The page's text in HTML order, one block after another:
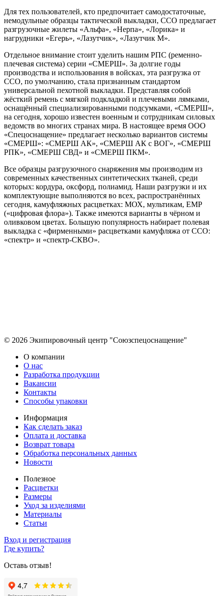
Для тех пользователей, кто предпочитает самодостаточные,
немодульные образцы тактической выкладки, ССО предлагает
разгрузочные жилеты «Альфа», «Нерпа», «Лорика» и
нагрудники «Егерь», «Лазутчик», «Лазутчик М».
Отдельное внимание стоит уделить нашим РПС (ременно-
плечевая система) серии «СМЕРШ». За долгие годы
производства и использования в войсках, эта разгрузка от
ССО, по умолчанию, стала признанным стандартом
универсальной пехотной выкладки. Представляя собой
жёсткий ремень с мягкой подкладкой и плечевыми лямками,
оснащённый специализированными подсумками, «СМЕРШ»,
на сегодня, хорошо известен военным и сотрудникам силовых
ведомств во многих странах мира. В настоящее время ООО
«Спецоснащение» предлагает несколько вариантов системы
«СМЕРШ»: «СМЕРШ АК», «СМЕРШ АК с ВОГ», «СМЕРШ
РПК», «СМЕРШ СВД» и «СМЕРШ ПКМ».
Все образцы разгрузочного снаряжения мы производим из
современных качественных синтетических тканей, среди
которых: кордура, оксфорд, полиамид. Наши разгрузки и их
комплектующие выполняются во всех, распространённых
сегодня, камуфляжных расцветках: МОХ, мультикам, ЕМР
(«цифровая флора»). Также имеются варианты в чёрном и
оливковом цветах. Большую популярность набирает полевая
выкладка с «фирменными» расцветками камуфляжа от ССО:
«спектр» и «спектр-СКВО».
© 2026 Экипировочный центр "Союзспецоснащение"
О компании
О нас
Разработка продукции
Вакансии
Контакты
Способы упаковки
Информация
Как сделать заказ
Оплата и доставка
Возврат товара
Обработка персональных данных
Новости
Полезное
Расцветки
Размеры
Уход за изделиями
Материалы
Статьи
Вход и регистрация
Где купить?
Оставь отзыв!